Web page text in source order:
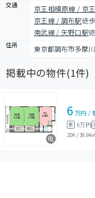
交通 京王相模原線 / 京
京王線 / 調布駅徒
南武線 / 矢野口駅
住所 東京都調布市多摩
掲載中の物件(1件)
6 万円 /
敷 6万円
2DK /38.84